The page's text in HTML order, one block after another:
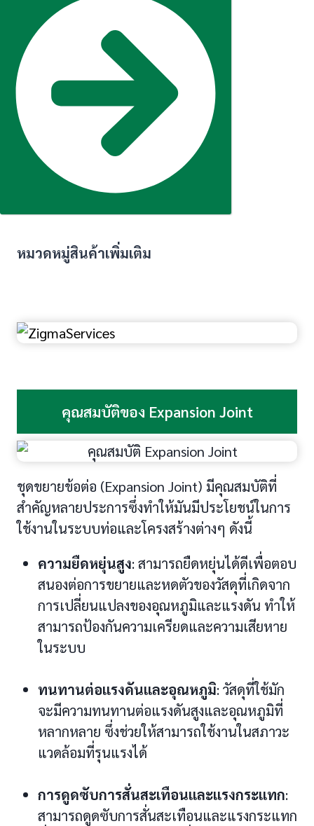
หมวดหมู่สินค้าเพิ่มเติม
คุณสมบัติของ Expansion Joint
ชุดขยายข้อต่อ (Expansion Joint) มีคุณสมบัติที่
สำคัญหลายประการซึ่งทำให้มันมีประโยชน์ในการ
ใช้งานในระบบท่อและโครงสร้างต่างๆ ดังนี้
ความยืดหยุ่นสูง: สามารถยืดหยุ่นได้ดีเพื่อตอบ
สนองต่อการขยายและหดตัวของวัสดุที่เกิดจาก
การเปลี่ยนแปลงของอุณหภูมิและแรงดัน ทำให้
สามารถป้องกันความเครียดและความเสียหาย
ในระบบ
ทนทานต่อแรงดันและอุณหภูมิ: วัสดุที่ใช้มัก
จะมีความทนทานต่อแรงดันสูงและอุณหภูมิที่
หลากหลาย ซึ่งช่วยให้สามารถใช้งานในสภาวะ
แวดล้อมที่รุนแรงได้
การดูดซับการสั่นสะเทือนและแรงกระแทก:
สามารถดูดซับการสั่นสะเทือนและแรงกระแทก